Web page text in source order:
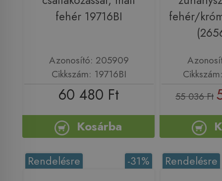
fehér 19716BI
Azonosító: 205909
Cikkszám: 19716BI
60 480 Ft
Kosárba
fehér/
55 036 Ft
-31%
Rendelésre Rendelésre